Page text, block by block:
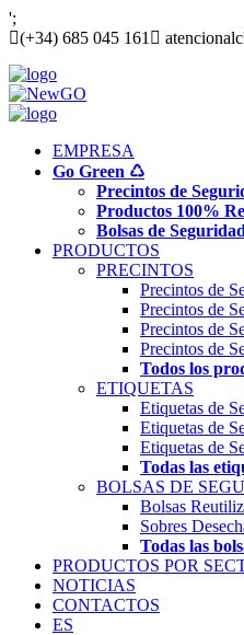
';
(+34) 685 045 161
EMPRESA
Go Green ♺
Precintos de
Productos 100%
Bolsas de
PRODUCTOS
PRECINTOS
Precintos de
Precintos de
Precintos de
Precintos de
Todos los
ETIQUETAS
Etiquetas de
Etiquetas de
Etiquetas de
Todas las
BOLSAS DE
Bolsas
Sobres
Todas las
PRODUCTOS POR
NOTICIAS
CONTACTOS
ES